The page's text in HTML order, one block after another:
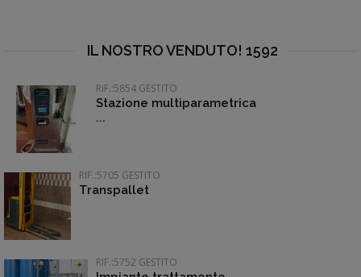
IL NOSTRO VENDUTO! 1592
RIF.:5854 GESTITO
Stazione multiparametrica
...
RIF.:5705 GESTITO
Transpallet
RIF.:5752 GESTITO